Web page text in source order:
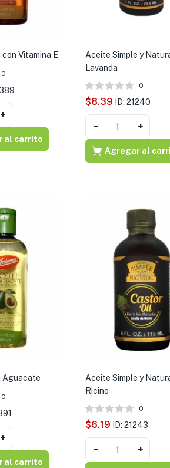
Vitamina E
0
+
al carrito
Aceite Simple y
Lavanda
0
$8.39 ID: 21240
− +
Agregar al
Aguacate
0
+
al carrito
Aceite Simple y
Ricino
0
$6.19 ID: 21243
− +